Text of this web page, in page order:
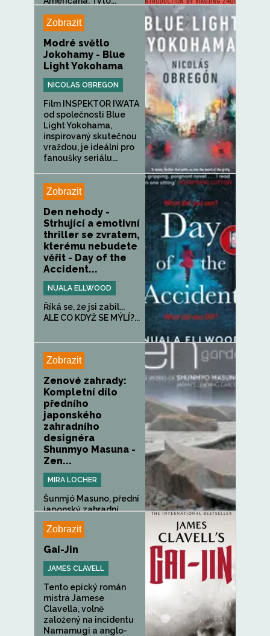
Zobrazit
Modré světlo
Jokohamy - Blue
Light Yokohama
NICOLAS OBREGON
Film INSPEKTOR IWATA
od společnosti Blue
Light Yokohama,
inspirovaný skutečnou
vraždou, je ideální pro
fanoušky seriálu...
Zobrazit
Den nehody -
Strhující a emotivní
thriller se zvratem,
kterému nebudete
věřit - Day of the
Accident...
NUALA ELLWOOD
Říká se, že jsi zabil...
ALE CO KDYŽ SE MÝLÍ?...
Zobrazit
Zenové zahrady:
Kompletní dílo
předního
japonského
zahradního
designéra
Shunmyo Masuna -
Zen...
MIRA LOCHER
Šunmjó Masuno, přední
japonský zahradní
architekt, je...
Zobrazit
Gai-Jin
JAMES CLAVELL
Tento epický román
mistra Jamese
Clavella, volně
založený na incidentu
Namamugi a anglo-